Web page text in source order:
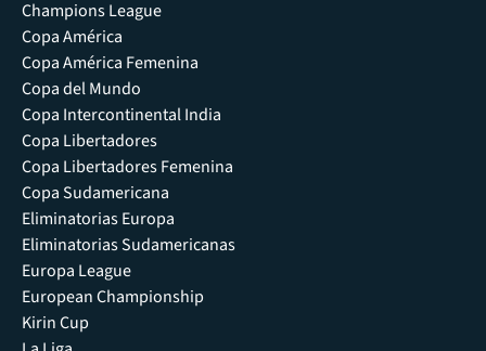
Champions League
Copa América
Copa América Femenina
Copa del Mundo
Copa Intercontinental India
Copa Libertadores
Copa Libertadores Femenina
Copa Sudamericana
Eliminatorias Europa
Eliminatorias Sudamericanas
Europa League
European Championship
Kirin Cup